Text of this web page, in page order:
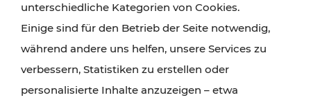
Radtouren oder purer Naturgenuss – viele
Attraktionen sind mit den Ticket- und Fahrplan-
Angeboten des VOR gut und schnell erreichbar.
unterschiedliche Kategorien von Cookies.
Einige sind für den Betrieb der Seite notwendig,
während andere uns helfen, unsere Services zu
verbessern, Statistiken zu erstellen oder
personalisierte Inhalte anzuzeigen – etwa